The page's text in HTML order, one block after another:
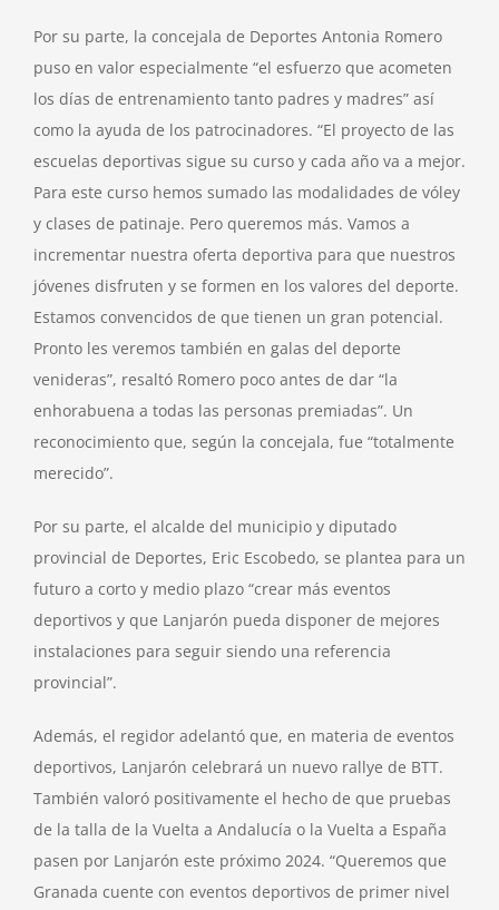
Por su parte, la concejala de Deportes Antonia Romero
puso en valor especialmente “el esfuerzo que acometen
los días de entrenamiento tanto padres y madres” así
como la ayuda de los patrocinadores. “El proyecto de las
escuelas deportivas sigue su curso y cada año va a mejor.
Para este curso hemos sumado las modalidades de vóley
y clases de patinaje. Pero queremos más. Vamos a
incrementar nuestra oferta deportiva para que nuestros
jóvenes disfruten y se formen en los valores del deporte.
Estamos convencidos de que tienen un gran potencial.
Pronto les veremos también en galas del deporte
venideras”, resaltó Romero poco antes de dar “la
enhorabuena a todas las personas premiadas”. Un
reconocimiento que, según la concejala, fue “totalmente
merecido”.
Por su parte, el alcalde del municipio y diputado
provincial de Deportes, Eric Escobedo, se plantea para un
futuro a corto y medio plazo “crear más eventos
deportivos y que Lanjarón pueda disponer de mejores
instalaciones para seguir siendo una referencia
provincial”.
Además, el regidor adelantó que, en materia de eventos
deportivos, Lanjarón celebrará un nuevo rallye de BTT.
También valoró positivamente el hecho de que pruebas
de la talla de la Vuelta a Andalucía o la Vuelta a España
pasen por Lanjarón este próximo 2024. “Queremos que
Granada cuente con eventos deportivos de primer nivel